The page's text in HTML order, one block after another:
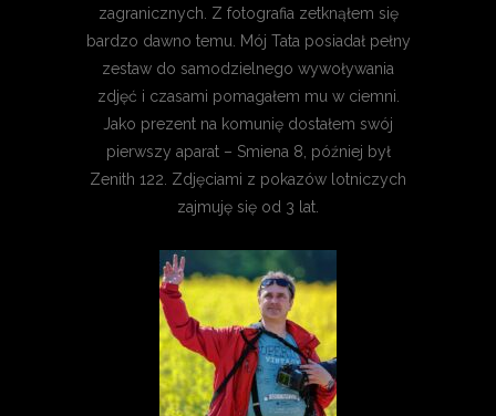
zagranicznych. Z fotografia zetknąłem się
bardzo dawno temu. Mój Tata posiadał pełny
zestaw do samodzielnego wywoływania
zdjęć i czasami pomagałem mu w ciemni.
Jako prezent na komunię dostałem swój
pierwszy aparat – Smiena 8, później był
Zenith 122. Zdjęciami z pokazów lotniczych
zajmuję się od 3 lat.